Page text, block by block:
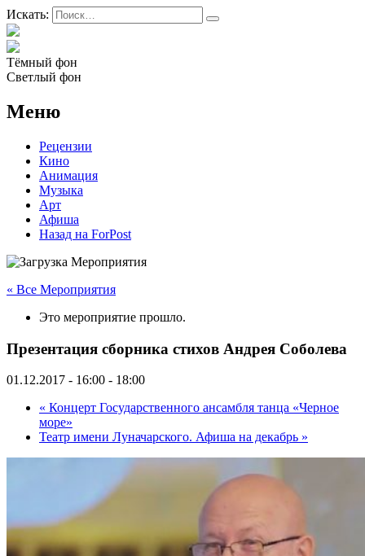
Искать:
Тёмный фон
Светлый фон
Меню
Рецензии
Кино
Анимация
Музыка
Арт
Афиша
Назад на ForPost
« Все Мероприятия
Это мероприятие прошло.
Презентация сборника стихов Андрея Соболева
01.12.2017 - 16:00 - 18:00
« Концерт Государственного ансамбля танца «Черное
море»
Театр имени Луначарского. Афиша на декабрь »